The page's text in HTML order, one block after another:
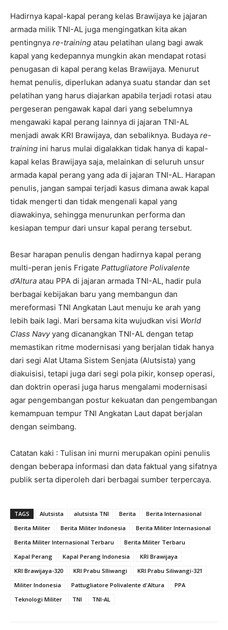
Hadirnya kapal-kapal perang kelas Brawijaya ke jajaran
armada milik TNI-AL juga mengingatkan kita akan
pentingnya re-training atau pelatihan ulang bagi awak
kapal yang kedepannya mungkin akan mendapat rotasi
penugasan di kapal perang kelas Brawijaya. Menurut
hemat penulis, diperlukan adanya suatu standar dan set
pelatihan yang harus diajarkan apabila terjadi rotasi atau
pergeseran pengawak kapal dari yang sebelumnya
mengawaki kapal perang lainnya di jajaran TNI-AL
menjadi awak KRI Brawijaya, dan sebaliknya. Budaya re-
training ini harus mulai digalakkan tidak hanya di kapal-
kapal kelas Brawijaya saja, melainkan di seluruh unsur
armada kapal perang yang ada di jajaran TNI-AL. Harapan
penulis, jangan sampai terjadi kasus dimana awak kapal
tidak mengerti dan tidak mengenali kapal yang
diawakinya, sehingga menurunkan performa dan
kesiapan tempur dari unsur kapal perang tersebut.
Besar harapan penulis dengan hadirnya kapal perang
multi-peran jenis Frigate Pattugliatore Polivalente
d’Altura atau PPA di jajaran armada TNI-AL, hadir pula
berbagai kebijakan baru yang membangun dan
mereformasi TNI Angkatan Laut menuju ke arah yang
lebih baik lagi. Mari bersama kita wujudkan visi World
Class Navyyang dicanangkan TNI-AL dengan tetap
memastikan ritme modernisasi yang berjalan tidak hanya
dari segi Alat Utama Sistem Senjata (Alutsista) yang
diakuisisi, tetapi juga dari segi pola pikir, konsep operasi,
dan doktrin operasi juga harus mengalami modernisasi
agar pengembangan postur kekuatan dan pengembangan
kemampuan tempur TNI Angkatan Laut dapat berjalan
dengan seimbang.
Catatan kaki : Tulisan ini murni merupakan opini penulis
dengan beberapa informasi dan data faktual yang sifatnya
publik serta diperoleh dari berbagai sumber terpercaya.
TAGS Alutsista alutsista TNI Berita
Berita Internasional
Berita Militer
Berita Militer Indonesia
Berita Militer Internasional
Berita Militer Internasional Terbaru
Berita Militer Terbaru
Kapal Perang
Kapal Perang Indonesia
KRI Brawijaya
KRI Brawijaya-320
KRI Prabu SIliwangi
KRI Prabu Siliwangi-321
Militer Indonesia
Pattugliatore Polivalente d'Altura
PPA
Teknologi Militer
TNI TNI-AL